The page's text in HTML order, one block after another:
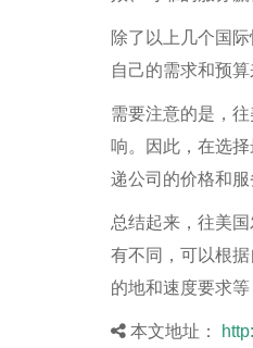
除了以上几个国
自己的需求和预
需要注意的是，
响。因此，在选
递公司的价格和服
总结起来，往美
有不同，可以根
的地和速度要求
本文地址：